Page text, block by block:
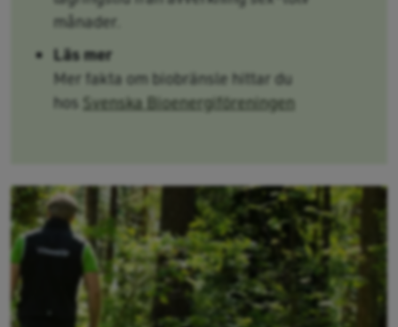
månader.
Läs mer
Mer fakta om biobränsle hittar du
hos Svenska Bioenergiföreningen